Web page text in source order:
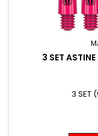
3 SET
3 SET